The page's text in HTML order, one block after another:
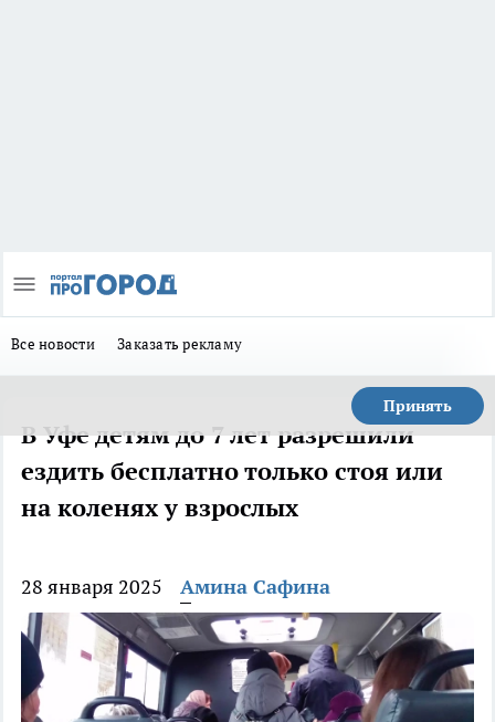
Все новости Заказать рекламу
Принять
В Уфе детям до 7 лет разрешили
ездить бесплатно только стоя или
на коленях у взрослых
28 января 2025 Амина Сафина